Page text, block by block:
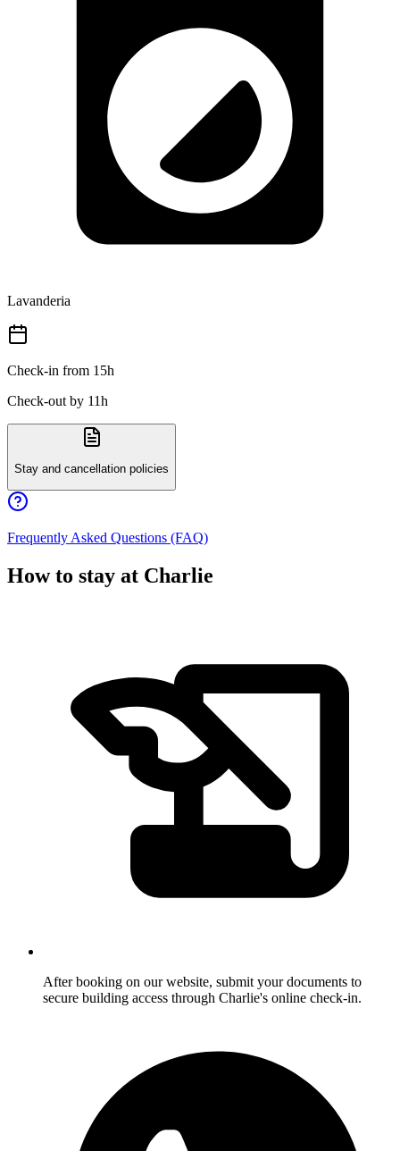
Lavanderia
Check-in from 15h
Check-out by 11h
Stay and cancellation policies
Frequently Asked Questions (FAQ)
How to stay at Charlie
After booking on our website, submit your documents to
secure building access through Charlie's online check-in.